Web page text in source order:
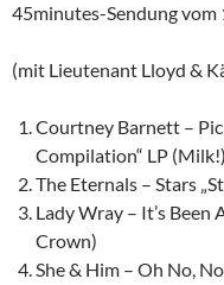
45minutes-Sendung vom
(mit Lieutenant Lloyd &
Courtney Barnett –
Compilation“ LP (Milk!)
The Eternals – Stars
Lady Wray – It’s Been
Crown)
She & Him – Oh No,